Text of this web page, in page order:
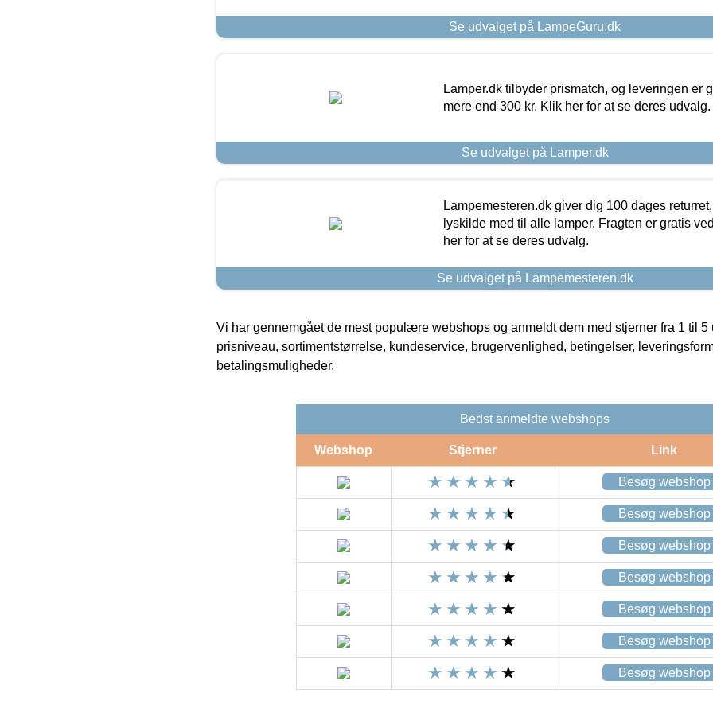
Se udvalget på LampeGuru.dk
Lamper.dk tilbyder prismatch, og leveringen er
mere end 300 kr. Klik her for at se deres udvalg.
Se udvalget på Lamper.dk
Lampemesteren.dk giver dig 100 dages
lyskilde med til alle lamper. Fragten er gratis
her for at se deres udvalg.
Se udvalget på Lampemesteren.dk
Vi har gennemgået de mest populære webshops og anmeldt dem med stjerner fra 1 til 5
prisniveau, sortimentstørrelse, kundeservice, brugervenlighed, betingelser,
betalingsmuligheder.
Bedst anmeldte webshops
Webshop Stjerner Link
Besøg webshop
Besøg webshop
Besøg webshop
Besøg webshop
Besøg webshop
Besøg webshop
Besøg webshop